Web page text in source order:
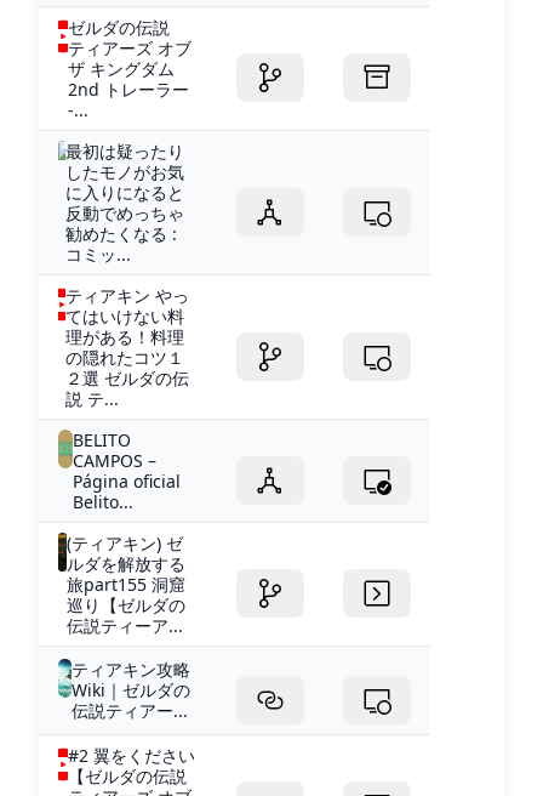
ゼルダの伝説
ティアーズ オブ
ザ キングダム
2nd トレーラー
-...
最初は疑ったり
したモノがお気
に入りになると
反動でめっちゃ
勧めたくなる :
コミッ...
ティアキン やっ
てはいけない料
理がある！料理
の隠れたコツ１
２選 ゼルダの伝
説 テ...
BELITO
CAMPOS –
Página oficial
Belito...
(ティアキン) ゼ
ルダを解放する
旅part155 洞窟
巡り【ゼルダの
伝説ティーア...
ティアキン攻略
Wiki｜ゼルダの
伝説ティアー...
#2 翼をください
【ゼルダの伝説